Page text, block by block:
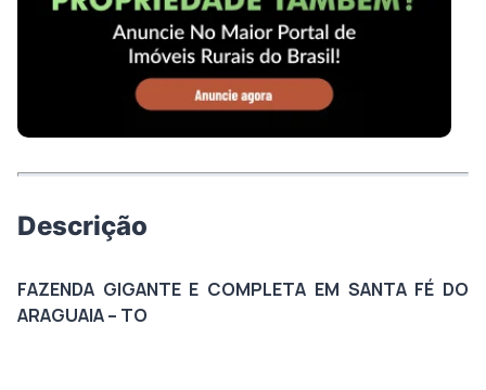
Descrição
FAZENDA GIGANTE E COMPLETA EM SANTA FÉ DO
ARAGUAIA – TO